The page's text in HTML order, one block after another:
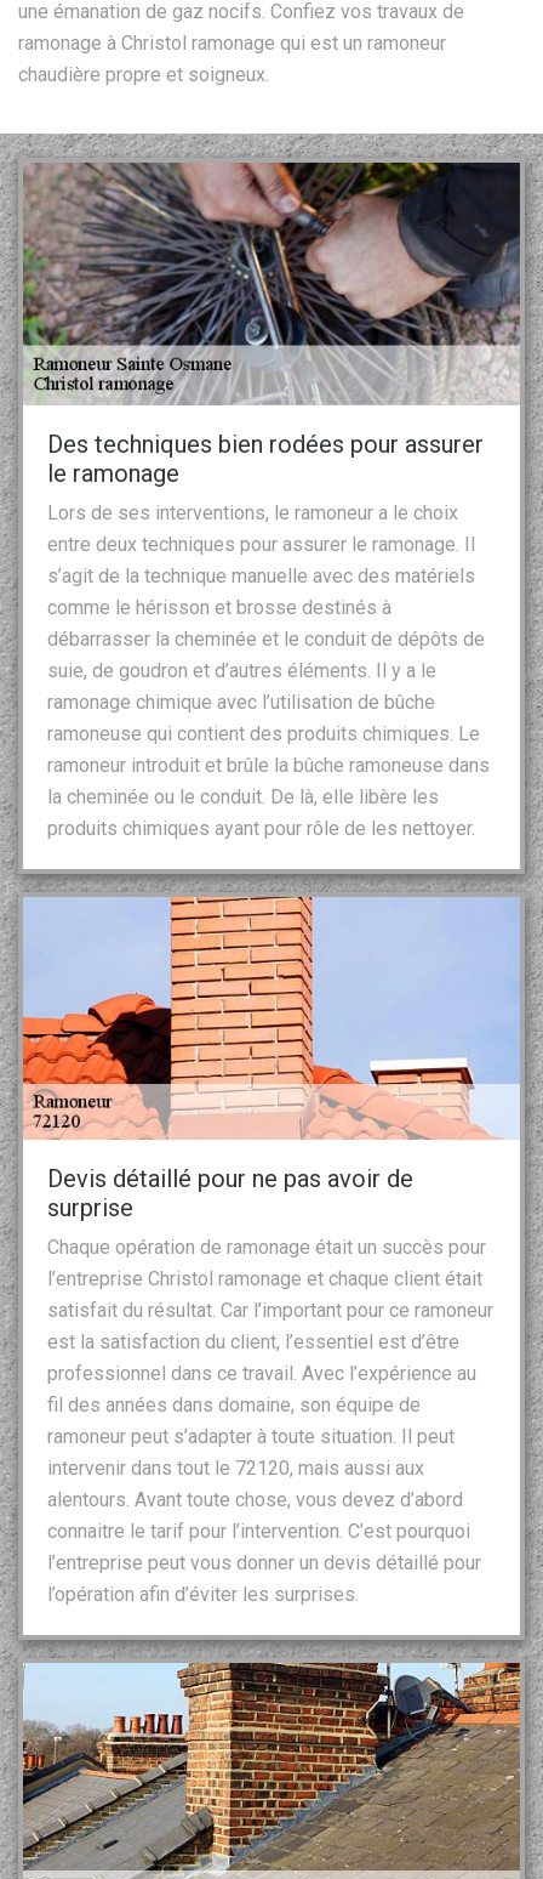
une émanation de gaz nocifs. Confiez vos travaux de
ramonage à Christol ramonage qui est un ramoneur
chaudière propre et soigneux.
Des techniques bien rodées pour assurer
le ramonage
Lors de ses interventions, le ramoneur a le choix
entre deux techniques pour assurer le ramonage. Il
s’agit de la technique manuelle avec des matériels
comme le hérisson et brosse destinés à
débarrasser la cheminée et le conduit de dépôts de
suie, de goudron et d’autres éléments. Il y a le
ramonage chimique avec l’utilisation de bûche
ramoneuse qui contient des produits chimiques. Le
ramoneur introduit et brûle la bûche ramoneuse dans
la cheminée ou le conduit. De là, elle libère les
produits chimiques ayant pour rôle de les nettoyer.
Devis détaillé pour ne pas avoir de
surprise
Chaque opération de ramonage était un succès pour
l’entreprise Christol ramonage et chaque client était
satisfait du résultat. Car l’important pour ce ramoneur
est la satisfaction du client, l’essentiel est d’être
professionnel dans ce travail. Avec l’expérience au
fil des années dans domaine, son équipe de
ramoneur peut s’adapter à toute situation. Il peut
intervenir dans tout le 72120, mais aussi aux
alentours. Avant toute chose, vous devez d’abord
connaitre le tarif pour l’intervention. C’est pourquoi
l’entreprise peut vous donner un devis détaillé pour
l’opération afin d’éviter les surprises.